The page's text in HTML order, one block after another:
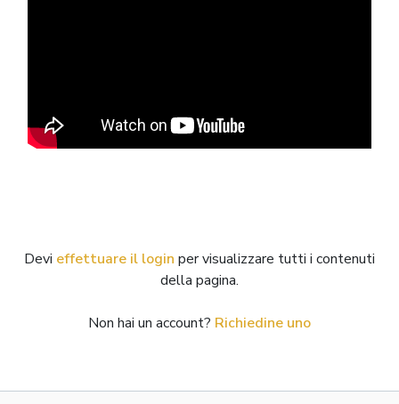
Devi effettuare il login per visualizzare tutti i contenuti
della pagina.
Non hai un account? Richiedine uno